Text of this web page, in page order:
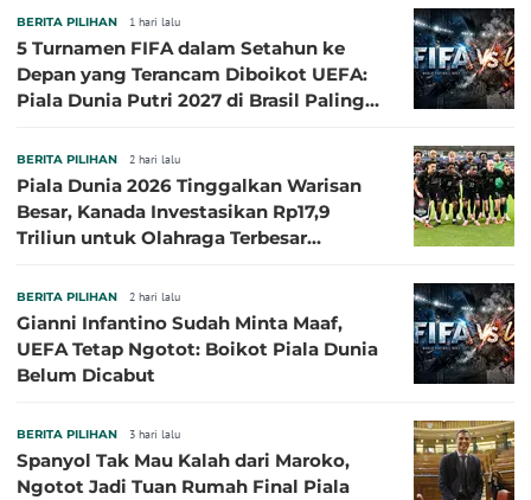
BERITA PILIHAN 1 hari lalu
5 Turnamen FIFA dalam Setahun ke
Depan yang Terancam Diboikot UEFA:
Piala Dunia Putri 2027 di Brasil Paling
BERITA PILIHAN 2 hari lalu
Piala Dunia 2026 Tinggalkan Warisan
Besar, Kanada Investasikan Rp17,9
Triliun untuk Olahraga Terbesar
BERITA PILIHAN 2 hari lalu
Gianni Infantino Sudah Minta Maaf,
UEFA Tetap Ngotot: Boikot Piala Dunia
Belum Dicabut
BERITA PILIHAN 3 hari lalu
Spanyol Tak Mau Kalah dari Maroko,
Ngotot Jadi Tuan Rumah Final Piala